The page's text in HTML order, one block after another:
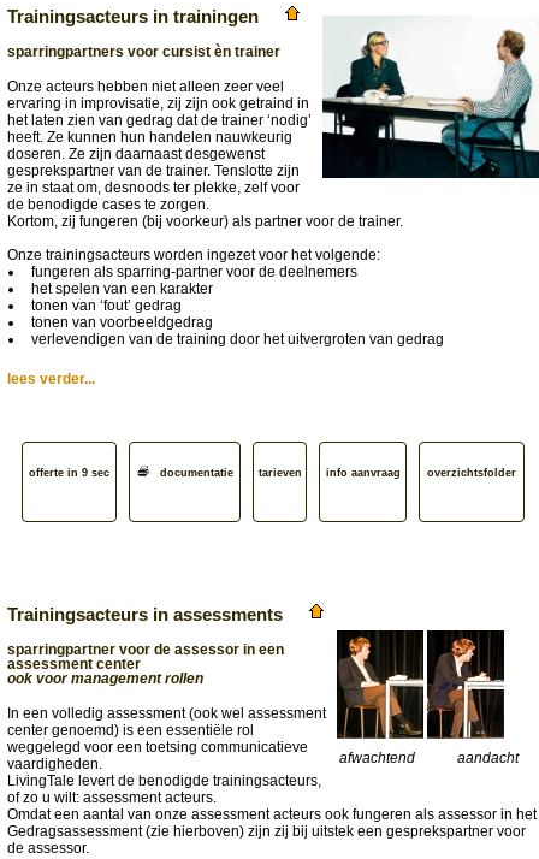
Trainingsacteurs in trainingen
sparringpartners voor cursist èn trainer
Onze acteurs hebben niet alleen zeer veel
ervaring in improvisatie, zij zijn ook getraind in
het laten zien van gedrag dat de trainer ‘nodig’
heeft. Ze kunnen hun handelen nauwkeurig
doseren. Ze zijn daarnaast desgewenst
gesprekspartner van de trainer. Tenslotte zijn
ze in staat om, desnoods ter plekke, zelf voor
de benodigde cases te zorgen.
Kortom, zij fungeren (bij voorkeur) als partner voor de trainer.
Onze trainingsacteurs worden ingezet voor het volgende:
fungeren als sparring-partner voor de deelnemers
het spelen van een karakter
tonen van ‘fout’ gedrag
tonen van voorbeeldgedrag
verlevendigen van de training door het uitvergroten van gedrag
lees verder...
offerte in 9 sec documentatie tarieven info aanvraag overzichtsfolder
afwachtend aandacht
Trainingsacteurs in assessments
sparringpartner voor de assessor in een
assessment center
ook voor management rollen
In een volledig assessment (ook wel assessment
center genoemd) is een essentiële rol
weggelegd voor een toetsing communicatieve
vaardigheden.
LivingTale levert de benodigde trainingsacteurs,
of zo u wilt: assessment acteurs.
Omdat een aantal van onze assessment acteurs ook fungeren als assessor in het
Gedragsassessment (zie hierboven) zijn zij bij uitstek een gesprekspartner voor
de assessor.